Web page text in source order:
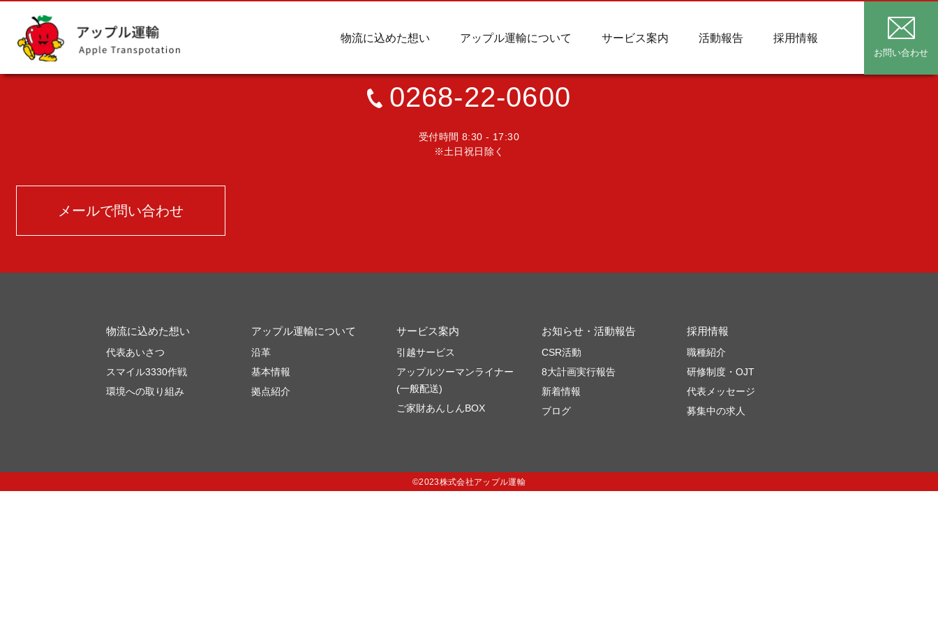
物流に込めた想い アップル運輸について サービス案内 活動報告 採用情報
お問い合わせ
0268-22-0600
受付時間 8:30 - 17:30
※土日祝日除く
メールで問い合わせ
物流に込めた想い
代表あいさつ
スマイル3330作戦
環境への取り組み
アップル運輸について
沿革
基本情報
拠点紹介
サービス案内
引越サービス
アップルツーマンライナー
(一般配送)
ご家財あんしんBOX
お知らせ・活動報告
CSR活動
8大計画実行報告
新着情報
ブログ
採用情報
職種紹介
研修制度・OJT
代表メッセージ
募集中の求人
©2023株式会社アップル運輸